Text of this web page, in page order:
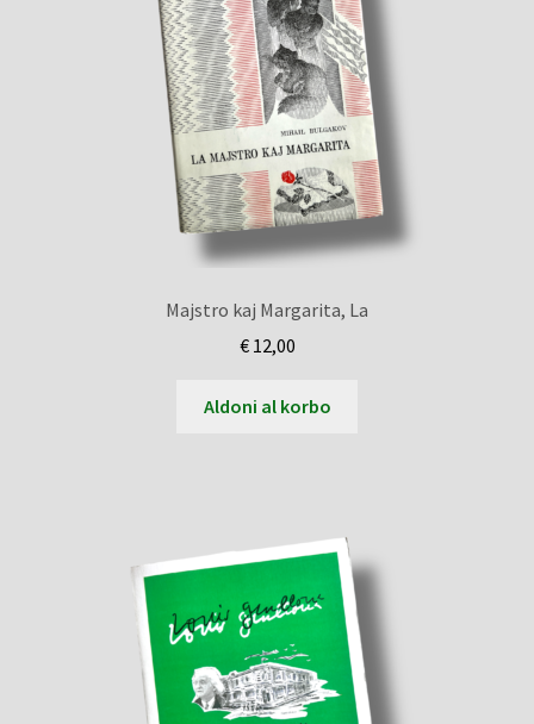
Majstro kaj Margarita, La
€12,00
Aldoni al korbo